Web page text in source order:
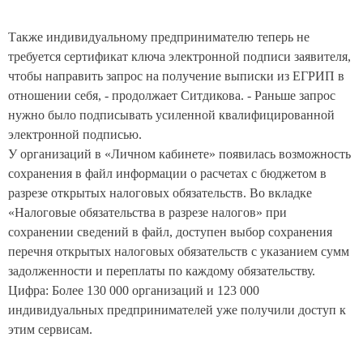
Также индивидуальному предпринимателю теперь не
требуется сертификат ключа электронной подписи заявителя,
чтобы направить запрос на получение выписки из ЕГРИП в
отношении себя, - продолжает Ситдикова. - Раньше запрос
нужно было подписывать усиленной квалифицированной
электронной подписью.
У организаций в «Личном кабинете» появилась возможность
сохранения в файл информации о расчетах с бюджетом в
разрезе открытых налоговых обязательств. Во вкладке
«Налоговые обязательства в разрезе налогов» при
сохранении сведений в файл, доступен выбор сохранения
перечня открытых налоговых обязательств с указанием сумм
задолженности и переплаты по каждому обязательству.
Цифра: Более 130 000 организаций и 123 000
индивидуальных предпринимателей уже получили доступ к
этим сервисам.